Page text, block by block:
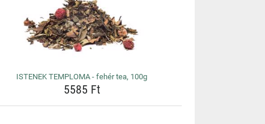
ISTENEK TEMPLOMA - fehér tea, 100g
5585 Ft